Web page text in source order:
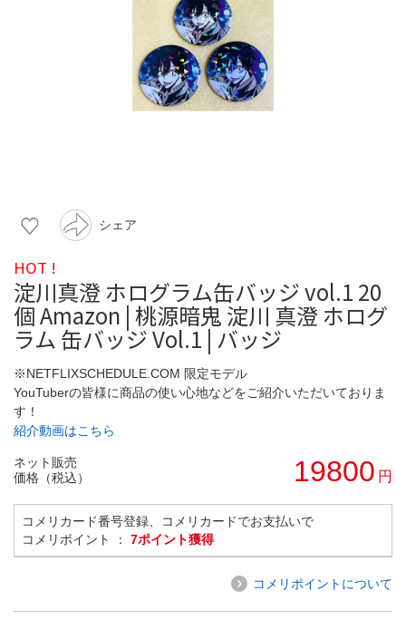
シェア
HOT !
淀川真澄 ホログラム缶バッジ vol.1 20
個 Amazon | 桃源暗鬼 淀川 真澄 ホログ
ラム 缶バッジ Vol.1 | バッジ
※NETFLIXSCHEDULE.COM 限定モデル
YouTuberの皆様に商品の使い心地などをご紹介いただいておりま
す！
紹介動画はこちら
ネット販売
価格（税込）
19800 円
コメリカード番号登録、コメリカードでお支払いで
コメリポイント ： 7ポイント獲得
コメリポイントについて